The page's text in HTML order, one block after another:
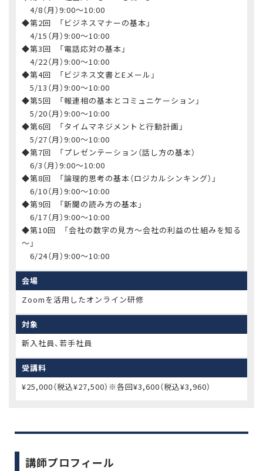
4/8（月）9:00～10:00
◆第2回 「ビジネスマナーの基本」
4/15（月）9:00～10:00
◆第3回 「電話応対の基本」
4/22（月）9:00～10:00
◆第4回 「ビジネス文書とEメール」
5/13（月）9:00～10:00
◆第5回 「報連相の基本とコミュニケーション」
5/20（月）9:00～10:00
◆第6回 「タイムマネジメントと行動計画」
5/27（月）9:00～10:00
◆第7回 「プレゼンテーション（話し方の基本）
6/3（月）9:00～10:00
◆第8回 「論理的思考の基本（ロジカルシンキング）」
6/10（月）9:00～10:00
◆第9回 「新聞の読み方の基本」
6/17（月）9:00～10:00
◆第10回 「会社の数字の見方～会社の利益の仕組みを知る
～」
6/24（月）9:00～10:00
会場
Zoomを活用したオンライン研修
対象
新入社員、若手社員
受講料
¥25,000（税込¥27,500）※各回¥3,600（税込¥3,960）
講師プロフィール